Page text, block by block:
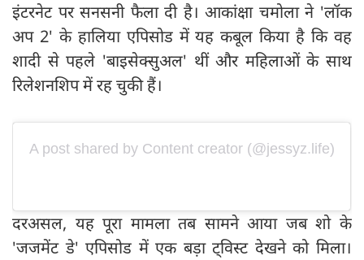
इंटरनेट पर सनसनी फैला दी है। आकांक्षा चमोला ने 'लॉक
अप 2' के हालिया एपिसोड में यह कबूल किया है कि वह
शादी से पहले 'बाइसेक्सुअल' थीं और महिलाओं के साथ
रिलेशनशिप में रह चुकी हैं।
A post shared by Content creator (@jessyz.life)
दरअसल, यह पूरा मामला तब सामने आया जब शो के
'जजमेंट डे' एपिसोड में एक बड़ा ट्विस्ट देखने को मिला।